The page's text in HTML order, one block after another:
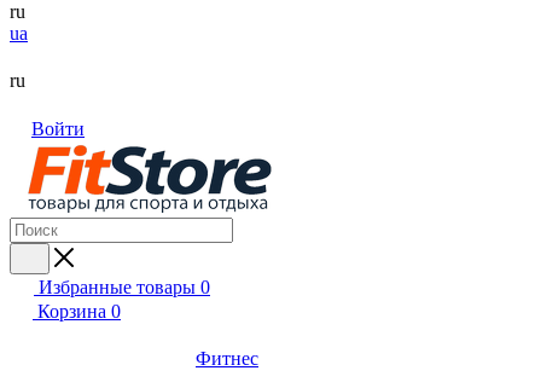
ru
ua
ru
Войти
Избранные товары 0
Корзина 0
Фитнес